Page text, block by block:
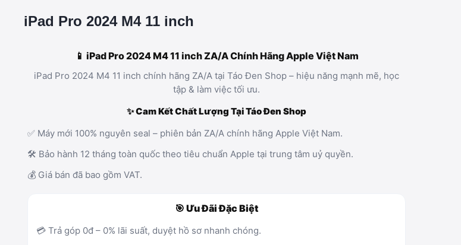
iPad Pro 2024 M4 11 inch
📱 iPad Pro 2024 M4 11 inch ZA/A Chính Hãng Apple Việt Nam
iPad Pro 2024 M4 11 inch chính hãng ZA/A tại Táo Đen Shop – hiệu năng mạnh mẽ, học
tập & làm việc tối ưu.
✨ Cam Kết Chất Lượng Tại Táo Đen Shop
✅ Máy mới 100% nguyên seal – phiên bản ZA/A chính hãng Apple Việt Nam.
🛠️ Bảo hành 12 tháng toàn quốc theo tiêu chuẩn Apple tại trung tâm uỷ quyền.
💰 Giá bán đã bao gồm VAT.
🎯 Ưu Đãi Đặc Biệt
💳 Trả góp 0đ – 0% lãi suất, duyệt hồ sơ nhanh chóng.